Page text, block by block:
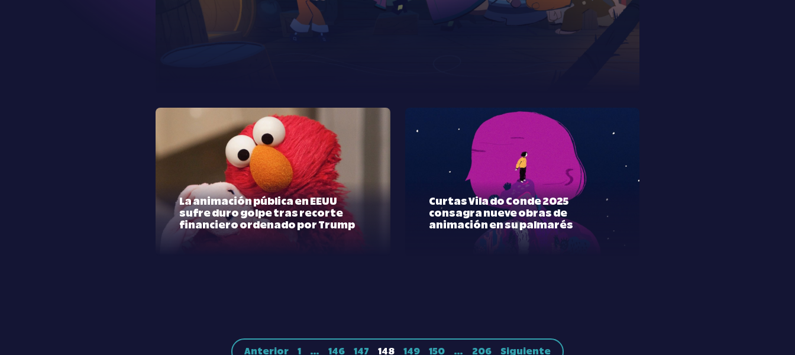
La animación pública en EEUU
sufre duro golpe tras recorte
financiero ordenado por Trump
Curtas Vila do Conde 2025
consagra nueve obras de
animación en su palmarés
Anterior 1 … 146 147 148 149 150 … 206 Siguiente